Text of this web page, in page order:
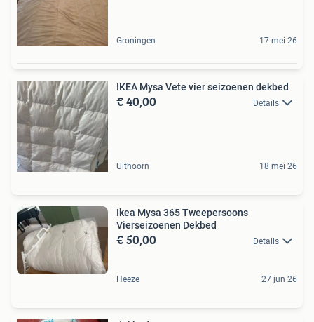
Groningen 17 mei 26
IKEA Mysa Vete vier seizoenen dekbed
€ 40,00 Details
Uithoorn 18 mei 26
Ikea Mysa 365 Tweepersoons
Vierseizoenen Dekbed
€ 50,00 Details
Heeze 27 jun 26